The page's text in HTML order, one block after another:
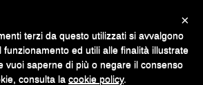
×
terzi da questo utilizzati si avvalgono
funzionamento ed utili alle finalità illustrate
vuoi saperne di più o negare il consenso
consulta la cookie policy.